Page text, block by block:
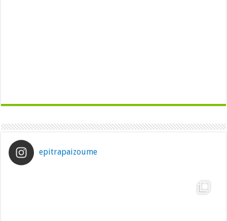
epitrapaizoume